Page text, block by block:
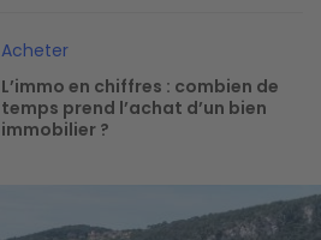
Acheter
L’immo en chiffres : combien de
temps prend l’achat d’un bien
immobilier ?